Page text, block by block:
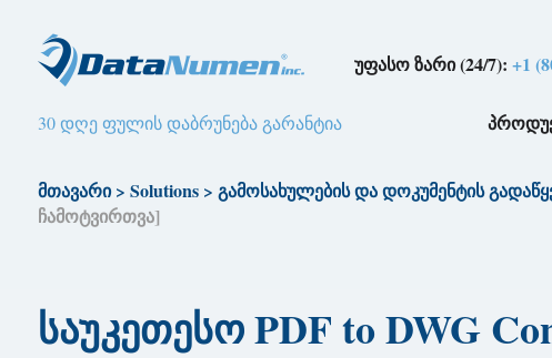
უფასო ზარი (24/7):+1
30 დღე ფულის დაბრუნება გარანტია
მთავარი> Solutions> გამოსახულების და დოკუმენტის
ჩამოტვირთვა]
საუკეთესო PDF to DWG